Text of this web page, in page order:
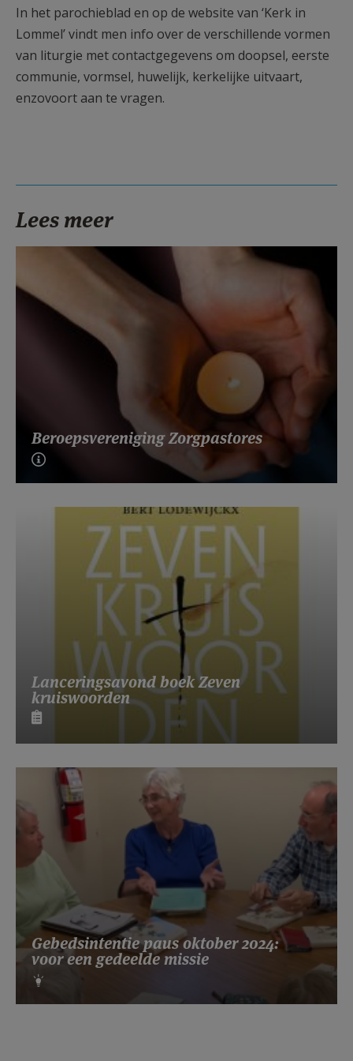
In het parochieblad en op de website van ‘Kerk in
Lommel’ vindt men info over de verschillende vormen
van liturgie met contactgegevens om doopsel, eerste
communie, vormsel, huwelijk, kerkelijke uitvaart,
enzovoort aan te vragen.
Lees meer
Beroepsvereniging Zorgpastores
Lanceringsavond boek Zeven
kruiswoorden
Gebedsintentie paus oktober 2024:
voor een gedeelde missie